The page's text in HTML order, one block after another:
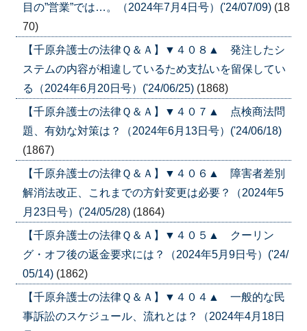
目の”営業”では…。（2024年7月4日号）('24/07/09) (18
70)
【千原弁護士の法律Ｑ＆Ａ】▼４０８▲ 発注したシ
ステムの内容が相違しているため支払いを留保してい
る（2024年6月20日号）('24/06/25) (1868)
【千原弁護士の法律Ｑ＆Ａ】▼４０７▲ 点検商法問
題、有効な対策は？（2024年6月13日号）('24/06/18)
(1867)
【千原弁護士の法律Ｑ＆Ａ】▼４０６▲ 障害者差別
解消法改正、これまでの方針変更は必要？（2024年5
月23日号）('24/05/28) (1864)
【千原弁護士の法律Ｑ＆Ａ】▼４０５▲ クーリン
グ・オフ後の返金要求には？（2024年5月9日号）('24/
05/14) (1862)
【千原弁護士の法律Ｑ＆Ａ】▼４０４▲ 一般的な民
事訴訟のスケジュール、流れとは？（2024年4月18日